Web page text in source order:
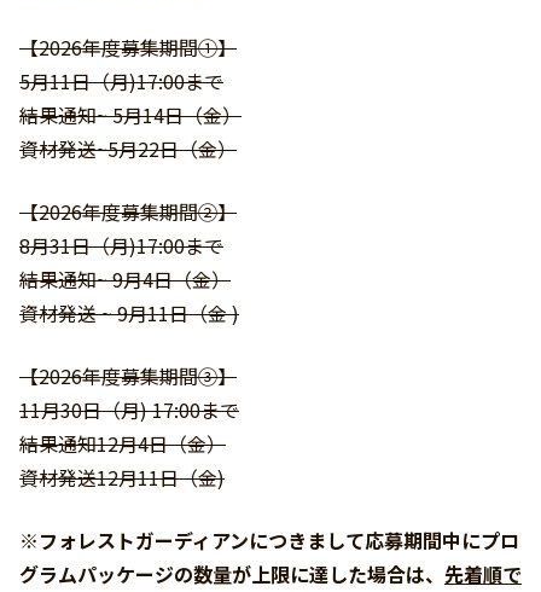
【2026年度募集期間①】
5月11日（月)17:00まで
結果通知~ 5月14日（金）
資材発送~5月22日（金）
【2026年度募集期間②】
8月31日（月)17:00まで
結果通知~ 9月4日（金）
資材発送 ~ 9月11日（金 )
【2026年度募集期間③】
11月30日（月) 17:00まで
結果通知12月4日（金）
資材発送12月11日（金)
※フォレストガーディアンにつきまして応募期間中にプロ
グラムパッケージの数量が上限に達した場合は、 先着順で